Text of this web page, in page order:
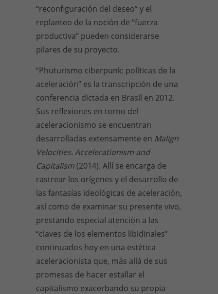
“reconfiguración del deseo” y el
replanteo de la noción de “fuerza
productiva” pueden considerarse
pilares de su proyecto.
“Phuturismo ciberpunk: políticas de la
aceleración” es la transcripción de una
conferencia dictada en Brasil en 2012.
Sus reflexiones en torno del
aceleracionismo se encuentran
desarrolladas extensamente en Malign
Velocities. Accelerationism and
Capitalism(2014). Allí se encarga de
rastrear los orígenes y el desarrollo de
las fantasías ideológicas de aceleración,
así como de examinar su presente vivo,
prestando especial atención a las
“claves de los elementos libidinales”
continuados hoy en una estética
aceleracionista que, más allá de sus
promesas de hacer estallar el
capitalismo exacerbando su propia